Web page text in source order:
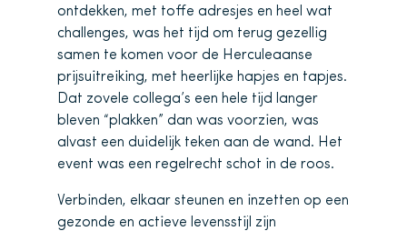
ontdekken, met toffe adresjes en heel wat
challenges, was het tijd om terug gezellig
samen te komen voor de Herculeaanse
prijsuitreiking, met heerlijke hapjes en tapjes.
Dat zovele collega’s een hele tijd langer
bleven “plakken” dan was voorzien, was
alvast een duidelijk teken aan de wand. Het
event was een regelrecht schot in de roos.
Verbinden, elkaar steunen en inzetten op een
gezonde en actieve levensstijl zijn